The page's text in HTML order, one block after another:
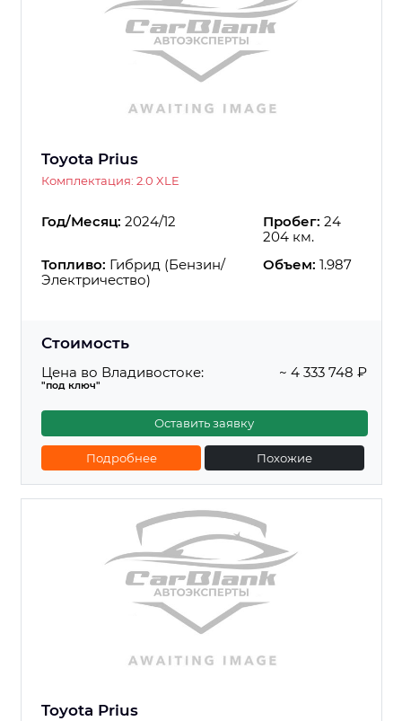
Toyota Prius
Комплектация: 2.0 XLE
Год/Месяц: 2024/12 Пробег: 24
204 км.
Топливо: Гибрид (Бензин/
Электричество)
Объем: 1.987
Стоимость
Цена во Владивостоке:
"под ключ"
~ 4 333 748 ₽
Оставить заявку
Подробнее Похожие
Toyota Prius